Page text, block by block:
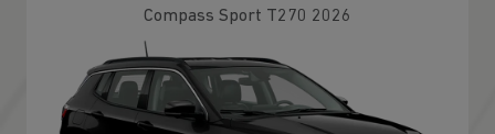
Compass Sport T270 2026